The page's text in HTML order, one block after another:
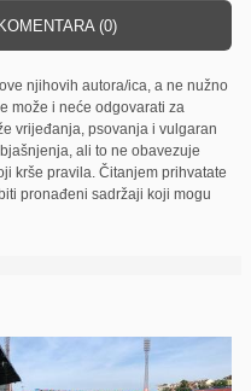
(0)
njihovih autora/ica, a ne nužno
može i neće odgovarati za
vrijeđanja, psovanja i vulgaran
ali to ne obavezuje
krše pravila. Čitanjem prihvatate
pronađeni sadržaji koji mogu